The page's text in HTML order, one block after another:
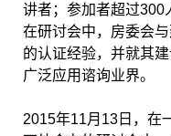
讲者；参加者超过300
在研讨会中，房委会
的认证经验，并就其
广泛应用谘询业界。
2015年11月13日，在